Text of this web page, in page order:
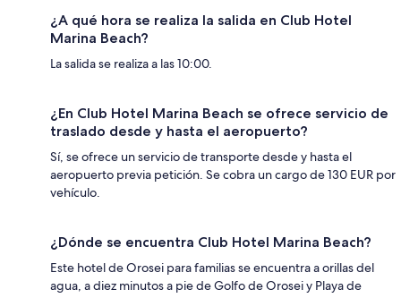
¿A qué hora se realiza la salida en Club Hotel
Marina Beach?
La salida se realiza a las 10:00.
¿En Club Hotel Marina Beach se ofrece servicio de
traslado desde y hasta el aeropuerto?
Sí, se ofrece un servicio de transporte desde y hasta el
aeropuerto previa petición. Se cobra un cargo de 130 EUR por
vehículo.
¿Dónde se encuentra Club Hotel Marina Beach?
Este hotel de Orosei para familias se encuentra a orillas del
agua, a diez minutos a pie de Golfo de Orosei y Playa de